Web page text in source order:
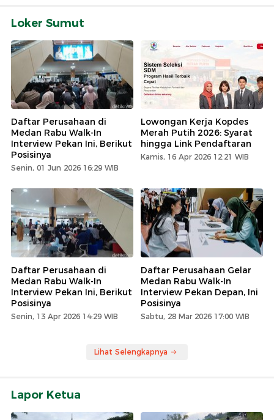
Loker Sumut
Daftar Perusahaan di
Medan Rabu Walk-In
Interview Pekan Ini, Berikut
Posisinya
Senin, 01 Jun 2026 16:29 WIB
Lowongan Kerja Kopdes
Merah Putih 2026: Syarat
hingga Link Pendaftaran
Kamis, 16 Apr 2026 12:21 WIB
Daftar Perusahaan di
Medan Rabu Walk-In
Interview Pekan Ini, Berikut
Posisinya
Senin, 13 Apr 2026 14:29 WIB
Daftar Perusahaan Gelar
Medan Rabu Walk-In
Interview Pekan Depan, Ini
Posisinya
Sabtu, 28 Mar 2026 17:00 WIB
Lihat Selengkapnya
Lapor Ketua